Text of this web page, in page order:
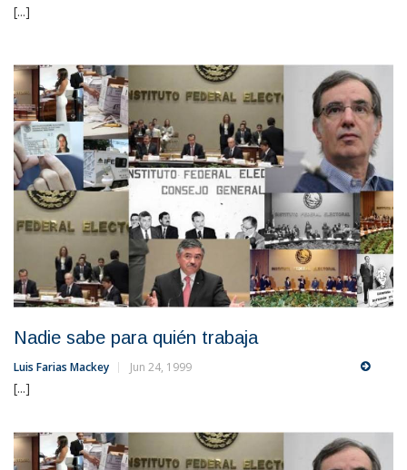
[...]
Nadie sabe para quién trabaja
Luis Farias Mackey Jun 24, 1999
[...]